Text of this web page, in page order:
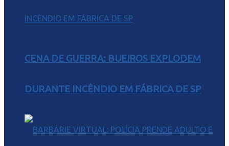
CENA DE GUERRA: BUEIROS EXPLODEM
DURANTE INCÊNDIO EM FÁBRICA DE SP